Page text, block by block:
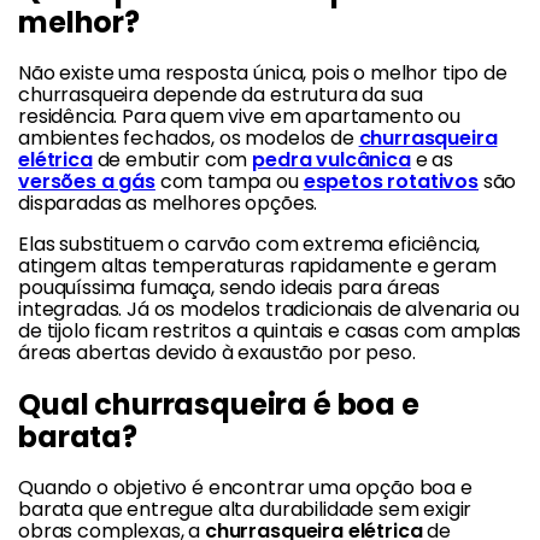
melhor?
Não existe uma resposta única, pois o melhor tipo de
churrasqueira depende da estrutura da sua
residência. Para quem vive em apartamento ou
ambientes fechados, os modelos de churrasqueira
elétricade embutir com pedra vulcânicae as
versões a gáscom tampa ouespetos rotativossão
disparadas as melhores opções.
Elas substituem o carvão com extrema eficiência,
atingem altas temperaturas rapidamente e geram
pouquíssima fumaça, sendo ideais para áreas
integradas. Já os modelos tradicionais de alvenaria ou
de tijolo ficam restritos a quintais e casas com amplas
áreas abertas devido à exaustão por peso.
Qual churrasqueira é boa e
barata?
Quando o objetivo é encontrar uma opção boa e
barata que entregue alta durabilidade sem exigir
obras complexas, a churrasqueira elétricade